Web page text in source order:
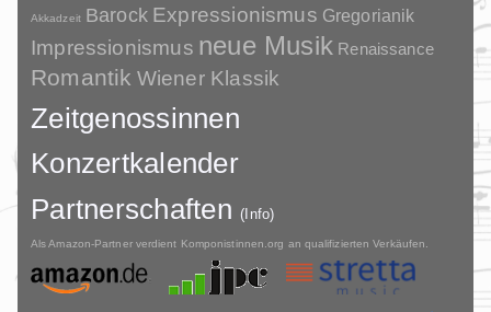
Akkadzeit Barock Expressionismus Gregorianik
Impressionismus neue Musik Renaissance
Romantik Wiener Klassik
Zeitgenossinnen
Konzertkalender
Partnerschaften(Info)
Als Amazon-Partner verdient Komponistinnen.org an qualifizierten Verkäufen.